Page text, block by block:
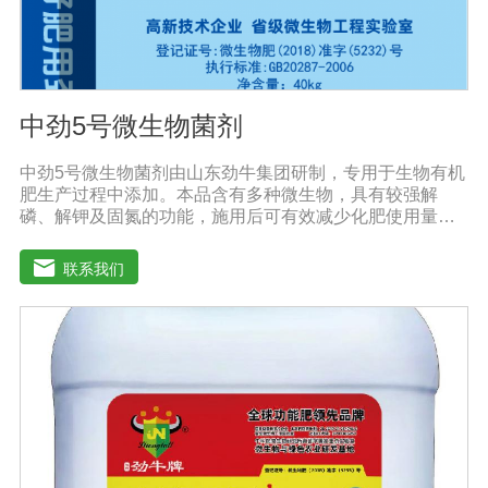
中劲5号微生物菌剂
中劲5号微生物菌剂由山东劲牛集团研制，专用于生物有机
肥生产过程中添加。本品含有多种微生物，具有较强解
磷、解钾及固氮的功能，施用后可有效减少化肥使用量；
维生素，能不同程度地刺激根系生长，促进营养和水分吸
收；并且能产生铁载体、抗生素、系统防卫酶等多种物
质，可以抑制细菌、真菌性病害、诱导系统抗性，具有显
著的防病、抗重茬的效果。【产品功能】1.抑制植物病原
真菌的生长，提高植物对枯萎病、黄萎病、根腐病等土传
病害的抗病力；2.分泌促进生长的代谢产物，促进根系生
长；3.产生分解不溶性磷酸盐、硅酸盐和含钾矿物的代谢
产物，促进植物对磷、钾、硅等营养元素的利用；【适用
范围】适宜添加本品的有机肥原料包括：畜禽粪便、城市
有机废弃物、糠壳、饼粕、作物秸杆、产品加工废弃料
（蔗糖泥、果渣、茶渣、蘑菇渣、酒糟）【注意事项】 1.
联系我们